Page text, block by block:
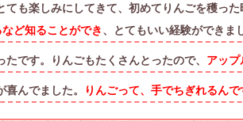
も楽しみにしてきて、初めてりんごを穫った
ど知ることができ、とてもいい経験ができま
です。りんごもたくさんとったので、 アップ
んでました。 りんごって、手でちぎれるんで